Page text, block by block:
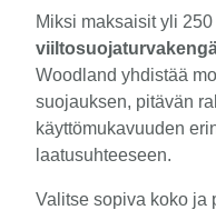
Miksi maksaisit yli
Woodland yhdistää
suojauksen, pitävän
käyttömukavuuden
laatusuhteeseen.
Valitse sopiva koko ja